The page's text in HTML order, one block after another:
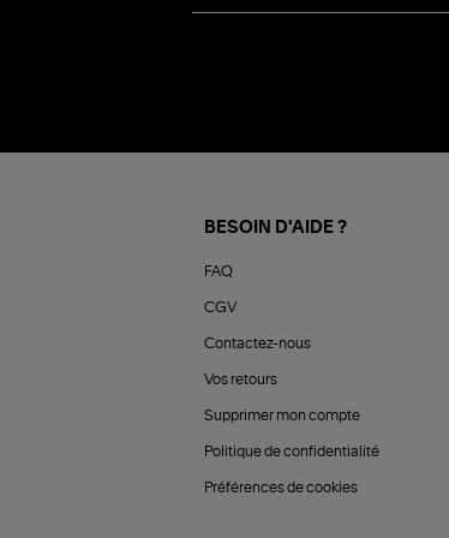
BESOIN D'AIDE ?
FAQ
CGV
Contactez-nous
Vos retours
Supprimer mon compte
Politique de confidentialité
Préférences de cookies